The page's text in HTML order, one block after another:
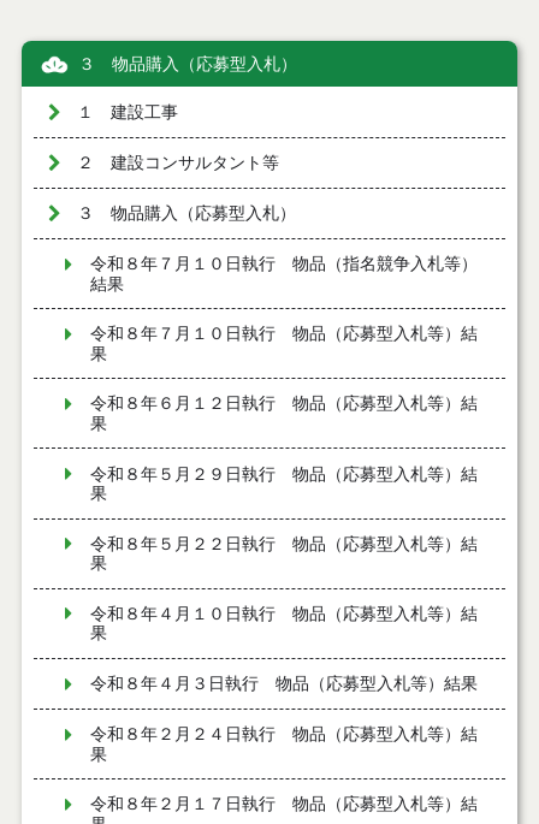
３ 物品購入（応募型入札）
１ 建設工事
２ 建設コンサルタント等
３ 物品購入（応募型入札）
令和８年７月１０日執行 物品（指名競争入札等）
結果
令和８年７月１０日執行 物品（応募型入札等）結
果
令和８年６月１２日執行 物品（応募型入札等）結
果
令和８年５月２９日執行 物品（応募型入札等）結
果
令和８年５月２２日執行 物品（応募型入札等）結
果
令和８年４月１０日執行 物品（応募型入札等）結
果
令和８年４月３日執行 物品（応募型入札等）結果
令和８年２月２４日執行 物品（応募型入札等）結
果
令和８年２月１７日執行 物品（応募型入札等）結